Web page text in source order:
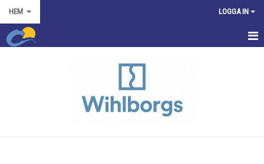
HEM LOGGA IN
ANMÄLAN SIMSKOLAN